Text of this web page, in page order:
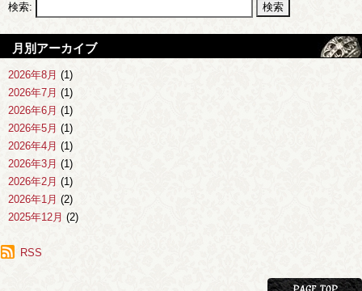
検索:
月別アーカイブ
2026年8月 (1)
2026年7月 (1)
2026年6月 (1)
2026年5月 (1)
2026年4月 (1)
2026年3月 (1)
2026年2月 (1)
2026年1月 (2)
2025年12月 (2)
2025年10月
RSS